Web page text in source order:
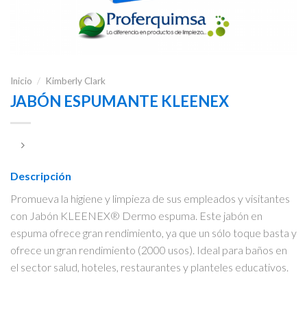
Inicio / Kimberly Clark
JABÓN ESPUMANTE KLEENEX
Descripción
Promueva la higiene y limpieza de sus empleados y visitantes
con Jabón KLEENEX® Dermo espuma. Este jabón en
espuma ofrece gran rendimiento, ya que un sólo toque basta y
ofrece un gran rendimiento (2000 usos). Ideal para baños en
el sector salud, hoteles, restaurantes y planteles educativos.